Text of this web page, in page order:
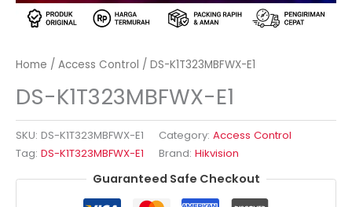
Home / Access Control / DS-K1T323MBFWX-E1
DS-K1T323MBFWX-E1
SKU: DS-K1T323MBFWX-E1 Category: Access Control
Tag: DS-K1T323MBFWX-E1 Brand: Hikvision
Guaranteed Safe Checkout